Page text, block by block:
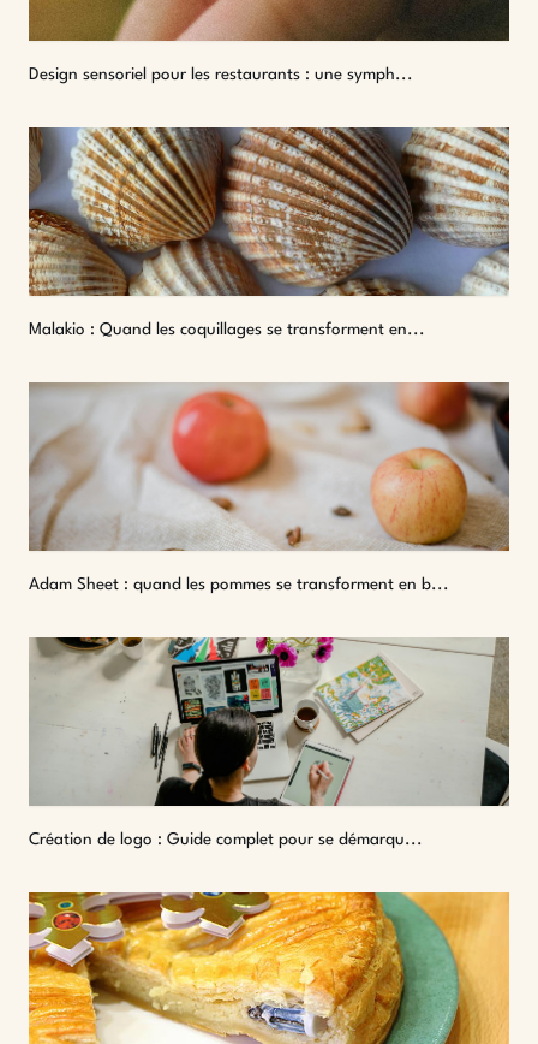
Design sensoriel pour les restaurants : une symph...
Malakio : Quand les coquillages se transforment en...
Adam Sheet : quand les pommes se transforment en b...
Création de logo : Guide complet pour se démarqu...